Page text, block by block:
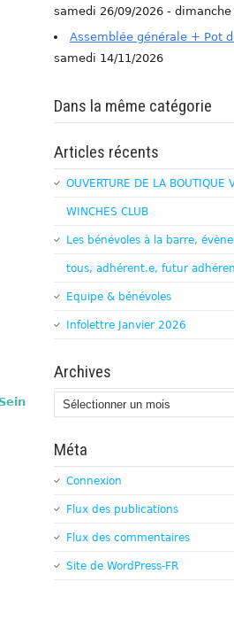
samedi 26/09/2026 - dimanche
Assemblée générale + Pot
samedi 14/11/2026
Dans la même catégorie
Articles récents
OUVERTURE DE LA BOUTIQUE
WINCHES CLUB
Les bénévoles à la barre,
tous, adhérent.e, futur
Equipe & bénévoles
Infolettre Janvier 2026
Archives
Archives
Méta
Connexion
Flux des publications
Flux des commentaires
Site de WordPress-FR